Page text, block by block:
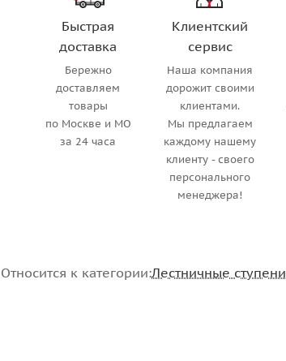
Быстрая
доставка
Бережно
доставляем
товары
по Москве и МО
за 24 часа
Клиентский
сервис
Наша компания
дорожит своими
клиентами.
Мы предлагаем
каждому нашему
клиенту - своего
персонального
менеджера!
Относится к категории:Лестничные ступени